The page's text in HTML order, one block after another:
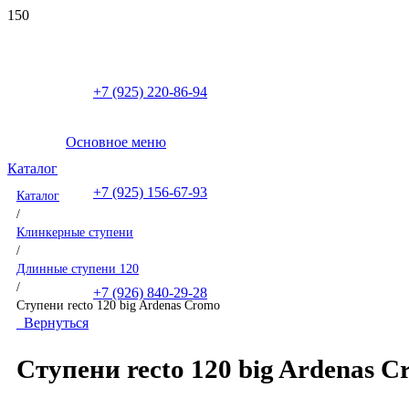
+7 (925) 220-86-94
+7 (925) 156-67-93
+7 (926) 840-29-28
Основное меню
Каталог
Каталог
/
Клинкерные ступени
/
Длинные ступени 120
/
Ступени recto 120 big Ardenas Cromo
Вернуться
Ступени recto 120 big Ardenas